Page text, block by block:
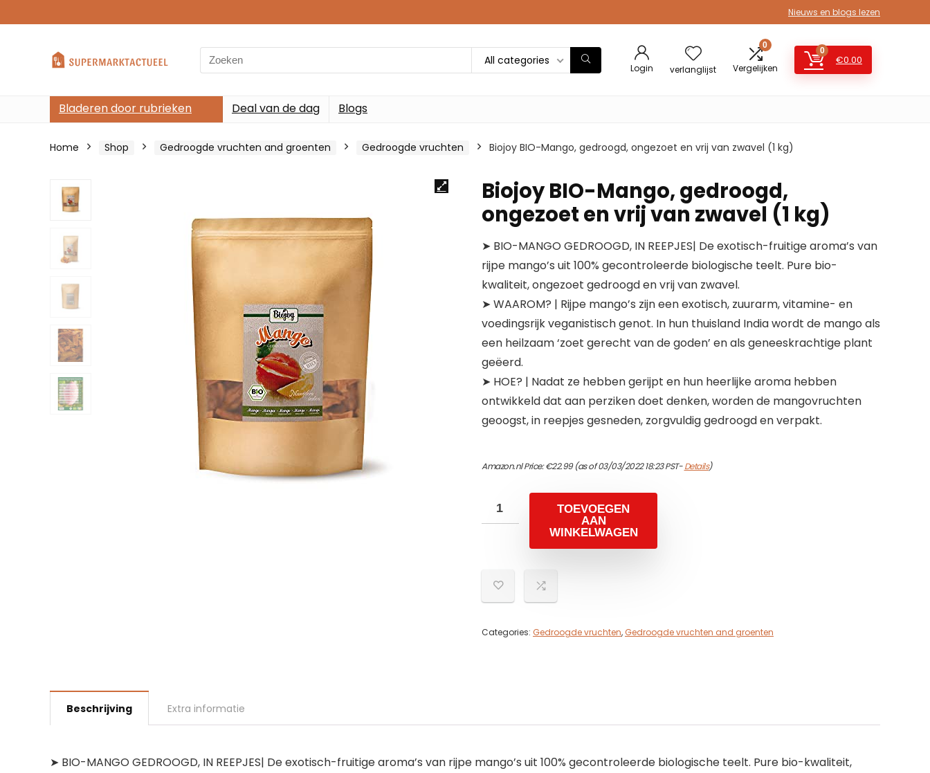
Nieuws en blogs lezen
Search
for:
All categories
Login verlanglijst
0
Vergelijken
0
€0.00
Bladeren door rubrieken Deal van de dag Blogs
Home Shop Gedroogde vruchten and groenten Gedroogde vruchten Biojoy BIO-Mango, gedroogd, ongezoet en vrij van zwavel (1 kg)
Biojoy BIO-Mango, gedroogd,
ongezoet en vrij van zwavel (1 kg)
➤ BIO-MANGO GEDROOGD, IN REEPJES| De exotisch-fruitige aroma’s van
rijpe mango’s uit 100% gecontroleerde biologische teelt. Pure bio-
kwaliteit, ongezoet gedroogd en vrij van zwavel.
➤ WAAROM? | Rijpe mango’s zijn een exotisch, zuurarm, vitamine- en
voedingsrijk veganistisch genot. In hun thuisland India wordt de mango als
een heilzaam ‘zoet gerecht van de goden’ en als geneeskrachtige plant
geëerd.
➤ HOE? | Nadat ze hebben gerijpt en hun heerlijke aroma hebben
ontwikkeld dat aan perziken doet denken, worden de mangovruchten
geoogst, in reepjes gesneden, zorgvuldig gedroogd en verpakt.
Amazon.nl Price:€22.99(as of 03/03/2022 18:23 PST-Details)
TOEVOEGEN
AAN
WINKELWAGEN
Categories: Gedroogde vruchten, Gedroogde vruchten and groenten
Beschrijving Extra informatie
➤ BIO-MANGO GEDROOGD, IN REEPJES| De exotisch-fruitige aroma’s van rijpe mango’s uit 100% gecontroleerde biologische teelt. Pure bio-kwaliteit,